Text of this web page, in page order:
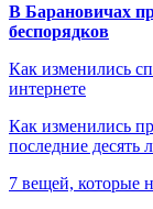
В Барановичах
беспорядков
Как изменились
интернете
Как изменились
последние десять
7 вещей, которые